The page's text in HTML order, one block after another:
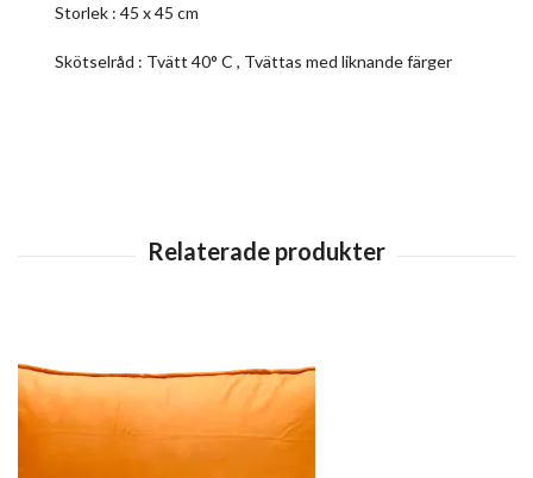
Storlek : 45 x 45 cm
Skötselråd : Tvätt 40° C , Tvättas med liknande färger